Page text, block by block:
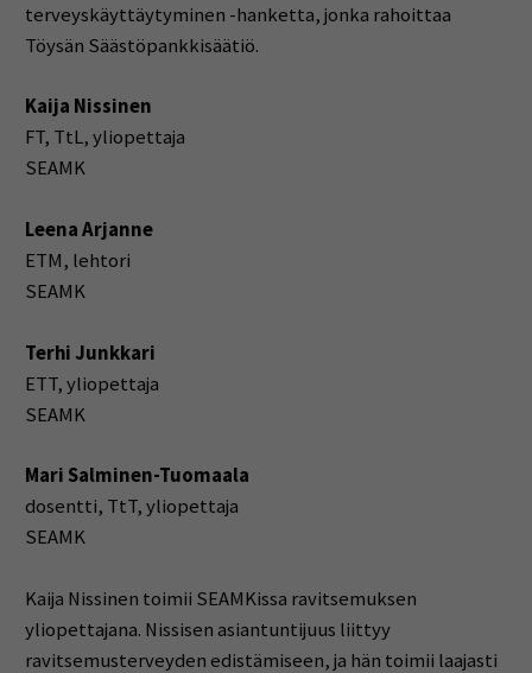
terveyskäyttäytyminen -hanketta, jonka rahoittaa
Töysän Säästöpankkisäätiö.
Kaija Nissinen
FT, TtL, yliopettaja
SEAMK
Leena Arjanne
ETM, lehtori
SEAMK
Terhi Junkkari
ETT, yliopettaja
SEAMK
Mari Salminen-Tuomaala
dosentti, TtT, yliopettaja
SEAMK
Kaija Nissinen toimii SEAMKissa ravitsemuksen
yliopettajana. Nissisen asiantuntijuus liittyy
ravitsemusterveyden edistämiseen, ja hän toimii laajasti